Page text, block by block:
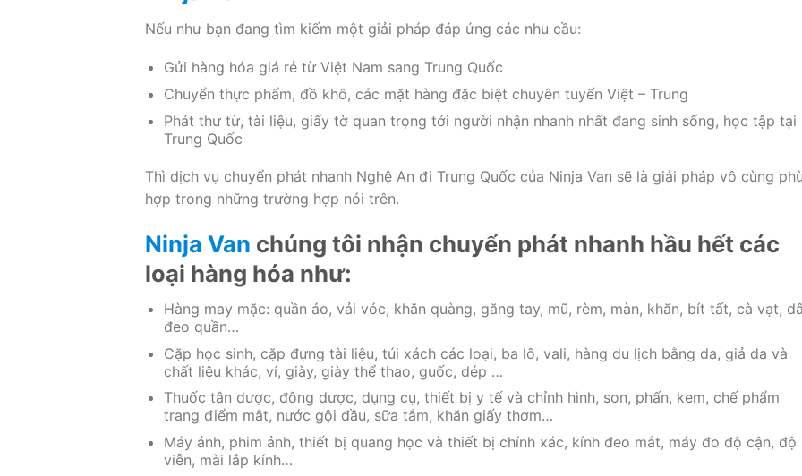
Nếu như bạn đang tìm kiếm một giải pháp đáp ứng các nhu cầu:
Gửi hàng hóa giá rẻ từ Việt Nam sang Trung Quốc
Chuyển thực phẩm, đồ khô, các mặt hàng đặc biệt chuyên tuyến Việt – Trung
Phát thư từ, tài liệu, giấy tờ quan trọng tới người nhận nhanh nhất đang sinh sống, học tập tại
Trung Quốc
Thì dịch vụ chuyển phát nhanh Nghệ An đi Trung Quốc của Ninja Van sẽ là giải pháp vô cùng
hợp trong những trường hợp nói trên.
Ninja Van chúng tôi nhận chuyển phát nhanh hầu hết các
loại hàng hóa như:
Hàng may mặc: quần áo, vải vóc, khăn quàng, găng tay, mũ, rèm, màn, khăn, bít tất, cà vạt,
đeo quần…
Cặp học sinh, cặp đựng tài liệu, túi xách các loại, ba lô, vali, hàng du lịch bằng da, giả da và
chất liệu khác, ví, giày, giày thể thao, guốc, dép …
Thuốc tân dược, đông dược, dụng cụ, thiết bị y tế và chỉnh hình, son, phấn, kem, chế phẩm
trang điểm mắt, nước gội đầu, sữa tắm, khăn giấy thơm…
Máy ảnh, phim ảnh, thiết bị quang học và thiết bị chính xác, kính đeo mắt, máy đo độ cận, độ
viễn, mài lắp kính…